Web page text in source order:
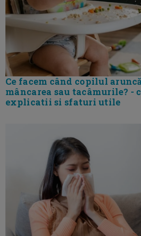
Ce facem când copilul
mâncarea sau tacâmurile? -
explicatii si sfaturi utile